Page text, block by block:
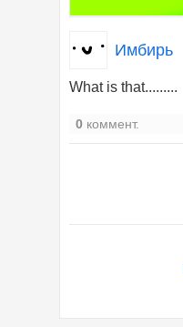
Имбирь
What is that.........
0 коммент.